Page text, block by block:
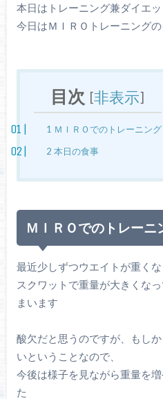
本日はトレーニング兼ダイエ
今日はＭＩＲＯトレーニングの
目次 [非表示]
1 ＭＩＲＯでのトレーニング
2 本日の食事
ＭＩＲＯでのトレーニ
最近少しずつウエイトが重く
スクワットで重量が大きくな
まいます
酸欠だと思うのですが、もし
いということなので、
今後は様子を見ながら重量を
た